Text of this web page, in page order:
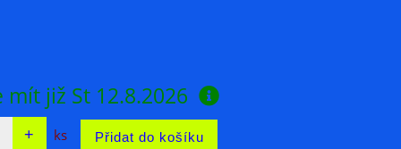
mít již St 12.8.2026
ks